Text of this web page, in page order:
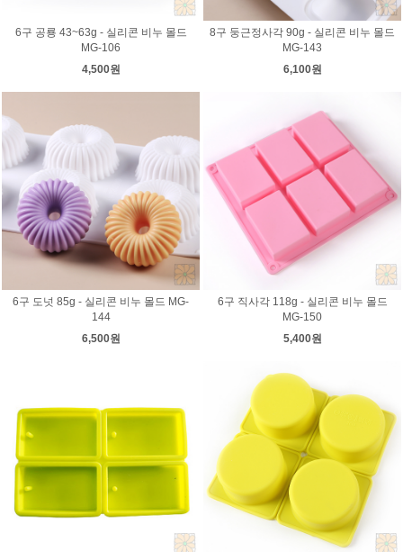
6구 공룡 43~63g - 실리콘 비누 몰드
MG-106
4,500원
8구 둥근정사각 90g - 실리콘 비누 몰드
MG-143
6,100원
6구 도넛 85g - 실리콘 비누 몰드 MG-
144
6,500원
6구 직사각 118g - 실리콘 비누 몰드
MG-150
5,400원